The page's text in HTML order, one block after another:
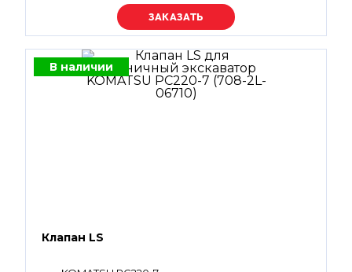
Уточняйте цену
В наличии
Клапан LS